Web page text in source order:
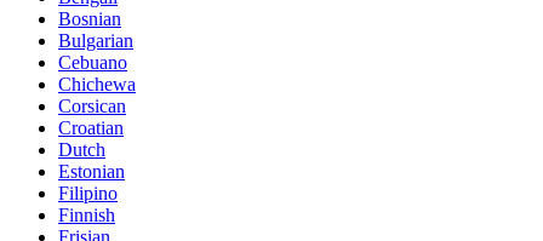
Bosnian
Bulgarian
Cebuano
Chichewa
Corsican
Croatian
Dutch
Estonian
Filipino
Finnish
Frisian